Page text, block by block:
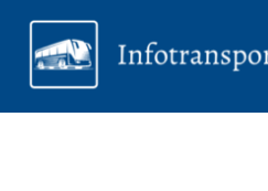
Aller
contenu